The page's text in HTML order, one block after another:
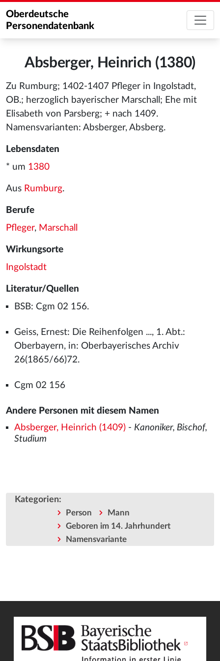
Oberdeutsche
Personendatenbank
Absberger, Heinrich (1380)
Zu Rumburg; 1402-1407 Pfleger in Ingolstadt,
OB.; herzoglich bayerischer Marschall; Ehe mit
Elisabeth von Parsberg; + nach 1409.
Namensvarianten: Absberger, Absberg.
Lebensdaten
* um 1380
Aus Rumburg.
Berufe
Pfleger, Marschall
Wirkungsorte
Ingolstadt
Literatur/Quellen
BSB: Cgm 02 156.
Geiss, Ernest: Die Reihenfolgen ..., 1. Abt.:
Oberbayern, in: Oberbayerisches Archiv
26(1865/66)72.
Cgm 02 156
Andere Personen mit diesem Namen
Absberger, Heinrich (1409)- Kanoniker, Bischof,
Studium
Kategorien:
Person
Mann
Geboren im 14. Jahrhundert
Namensvariante